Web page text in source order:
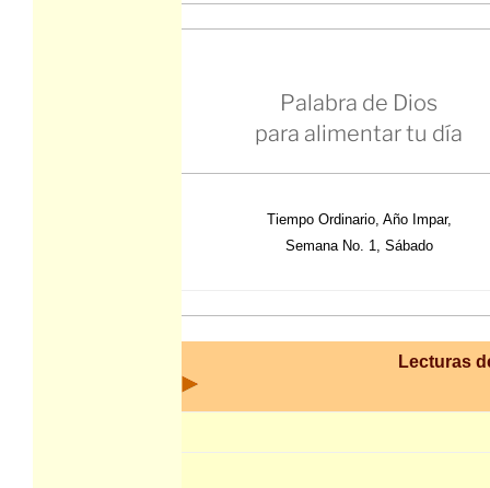
Palabra de Dios
para alimentar tu día
Tiempo Ordinario, Año Impar,
Semana No. 1, Sábado
Lecturas